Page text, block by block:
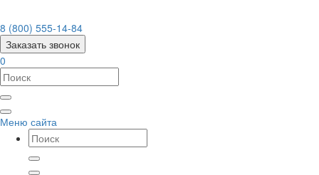
8 (800) 555-14-84
Заказать звонок
0
Меню сайта